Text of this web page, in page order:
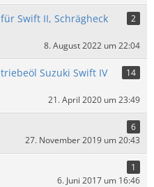
Swift II, Schrägheck
2
8. August 2022 um 22:04
Suzuki Swift IV
14
21. April 2020 um 23:49
6
27. November 2019 um 20:43
1
6. Juni 2017 um 16:46